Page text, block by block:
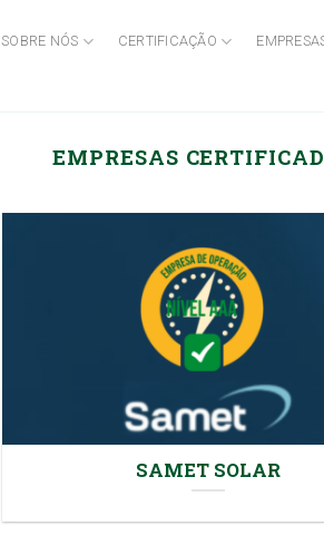
SOBRE NÓS CERTIFICAÇÃO
EMPRESAS
SAMET SOLAR